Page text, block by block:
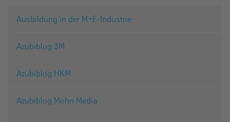
Ausbildung in der M+E-Industrie
Azubiblog 3M
Azubiblog HKM
Azubiblog Mohn Media